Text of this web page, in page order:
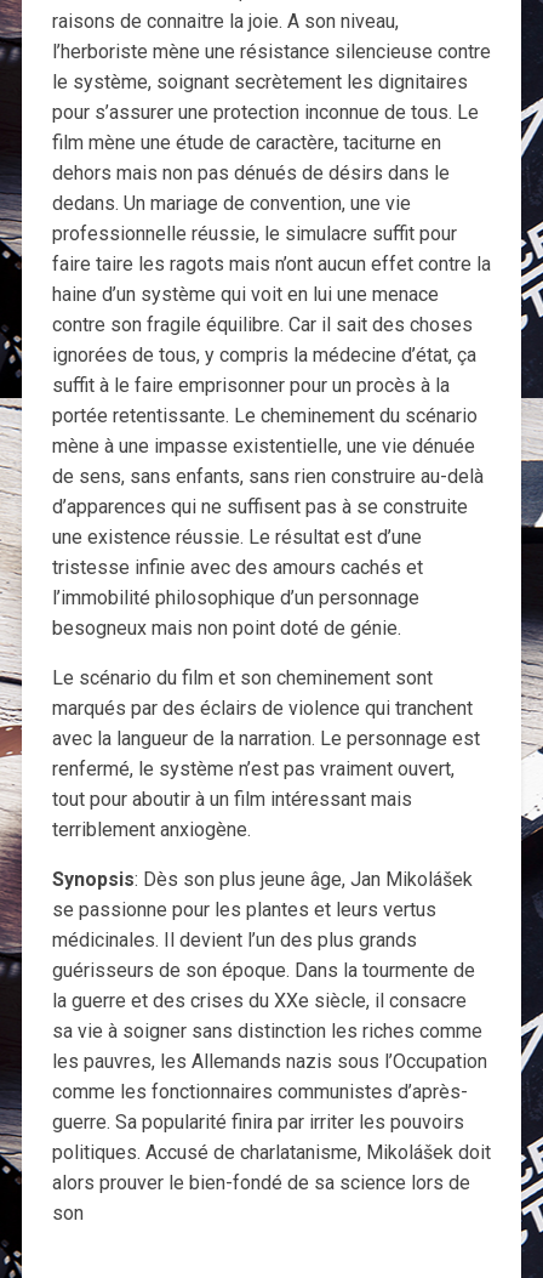
raisons de connaitre la joie. A son niveau,
l’herboriste mène une résistance silencieuse contre
le système, soignant secrètement les dignitaires
pour s’assurer une protection inconnue de tous. Le
film mène une étude de caractère, taciturne en
dehors mais non pas dénués de désirs dans le
dedans. Un mariage de convention, une vie
professionnelle réussie, le simulacre suffit pour
faire taire les ragots mais n’ont aucun effet contre la
haine d’un système qui voit en lui une menace
contre son fragile équilibre. Car il sait des choses
ignorées de tous, y compris la médecine d’état, ça
suffit à le faire emprisonner pour un procès à la
portée retentissante. Le cheminement du scénario
mène à une impasse existentielle, une vie dénuée
de sens, sans enfants, sans rien construire au-delà
d’apparences qui ne suffisent pas à se construite
une existence réussie. Le résultat est d’une
tristesse infinie avec des amours cachés et
l’immobilité philosophique d’un personnage
besogneux mais non point doté de génie.
Le scénario du film et son cheminement sont
marqués par des éclairs de violence qui tranchent
avec la langueur de la narration. Le personnage est
renfermé, le système n’est pas vraiment ouvert,
tout pour aboutir à un film intéressant mais
terriblement anxiogène.
Synopsis: Dès son plus jeune âge, Jan Mikolášek
se passionne pour les plantes et leurs vertus
médicinales. Il devient l’un des plus grands
guérisseurs de son époque. Dans la tourmente de
la guerre et des crises du XXe siècle, il consacre
sa vie à soigner sans distinction les riches comme
les pauvres, les Allemands nazis sous l’Occupation
comme les fonctionnaires communistes d’après-
guerre. Sa popularité finira par irriter les pouvoirs
politiques. Accusé de charlatanisme, Mikolášek doit
alors prouver le bien-fondé de sa science lors de
son